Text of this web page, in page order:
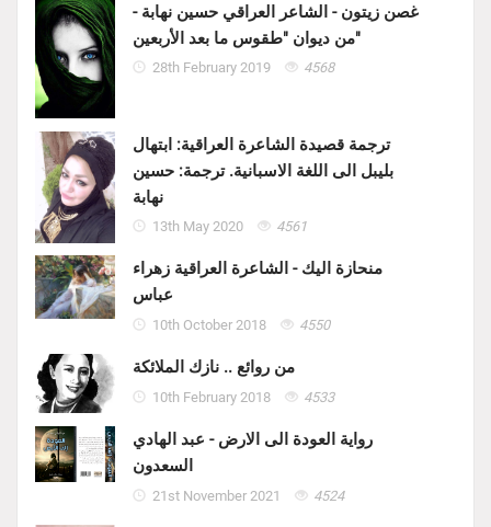
غصن زيتون - الشاعر العراقي حسين نهابة -
من ديوان "طقوس ما بعد الأربعين"
28th February 2019 4568
ترجمة قصيدة الشاعرة العراقية: ابتهال
بليبل الى اللغة الاسبانية. ترجمة: حسين
نهابة
13th May 2020 4561
منحازة اليك - الشاعرة العراقية زهراء
عباس
10th October 2018 4550
من روائع .. نازك الملائكة
10th February 2018 4533
رواية العودة الى الارض - عبد الهادي
السعدون
21st November 2021 4524